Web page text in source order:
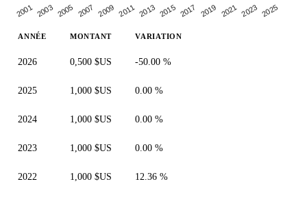
2001 2003 2005 2007 2009 2011 2013 2015 2017 2019 2021 2023 2025
ANNÉE MONTANT VARIATION
2026 0,500 $US -50.00 %
2025 1,000 $US 0.00 %
2024 1,000 $US 0.00 %
2023 1,000 $US 0.00 %
2022 1,000 $US 12.36 %